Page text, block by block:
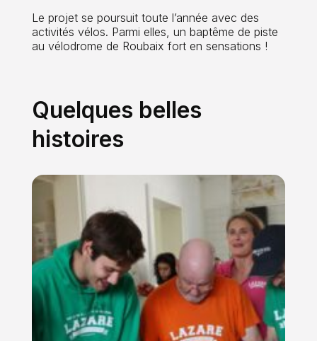
Le projet se poursuit toute l’année avec des
activités vélos. Parmi elles, un baptême de piste
au vélodrome de Roubaix fort en sensations !
Quelques belles
histoires